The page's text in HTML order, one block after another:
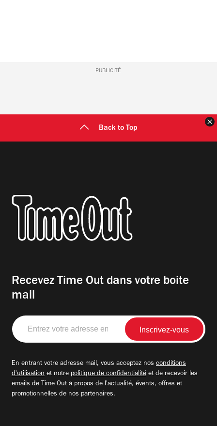
PUBLICITÉ
Back to Top
Recevez Time Out dans votre boite
mail
Entrez
votre
adresse
En entrant votre adresse mail, vous acceptez nos conditions
d'utilisation et notre politique de confidentialité et de recevoir les
emails de Time Out à propos de l'actualité, évents, offres et
promotionnelles de nos partenaires.